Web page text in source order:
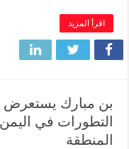
اقرأ المزيد
بن مبارك يستعرض
التطورات في
المنطقة